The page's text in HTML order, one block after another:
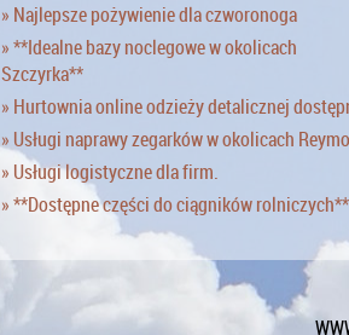
» Najlepsze pożywienie dla czworonoga
» **Idealne bazy noclegowe w okolicach
Szczyrka**
» Hurtownia online odzieży detalicznej
» Usługi naprawy zegarków w okolicach
» Usługi logistyczne dla firm.
» **Dostępne części do ciągników rolniczych**